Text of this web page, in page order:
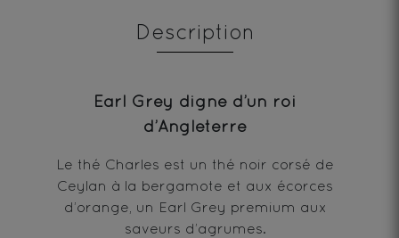
Description
Earl Grey digne d’un roi
d’Angleterre
Le thé Charles est un thé noir corsé de
Ceylan à la bergamote et aux écorces
d’orange, un Earl Grey premium aux
saveurs d’agrumes.